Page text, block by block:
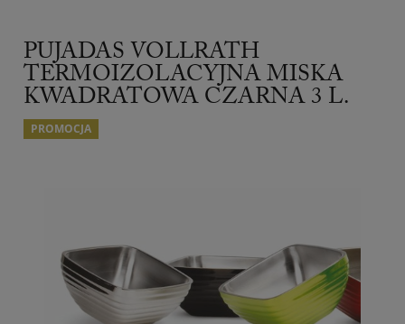
PUJADAS VOLLRATH
TERMOIZOLACYJNA MISKA
KWADRATOWA CZARNA 3 L.
PROMOCJA